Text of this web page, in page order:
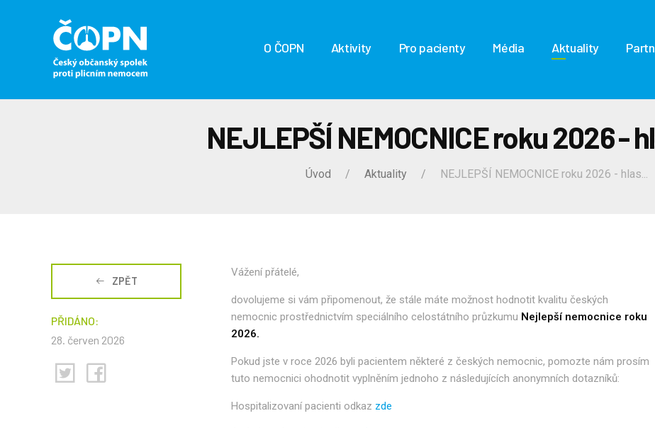
O ČOPN Aktivity Pro pacienty Média Aktuality
NEJLEPŠÍ NEMOCNICE roku 2026 -
Úvod Aktuality NEJLEPŠÍ NEMOCNICE roku 2026 - hlas...
Vážení přátelé,
dovolujeme si vám připomenout, že stále máte možnost hodnotit kvalitu českých
nemocnic prostřednictvím speciálního celostátního průzkumu Nejlepší nemocnice roku
2026.
Pokud jste v roce 2026 byli pacientem některé z českých nemocnic, pomozte nám prosím
tuto nemocnici ohodnotit vyplněním jednoho z následujících anonymních dotazníků:
Hospitalizovaní pacienti odkaz zde
ZPĚT
PŘIDÁNO:
28. červen 2026